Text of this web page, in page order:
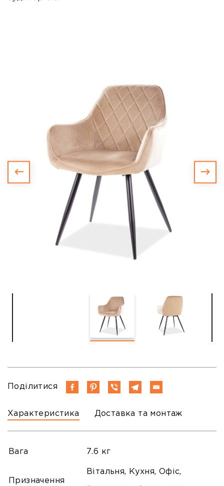
Характеристика Доставка та монтаж
Поділитися
Вага 7.6 кг
Призначення
Вітальня, Кухня, Офіс,